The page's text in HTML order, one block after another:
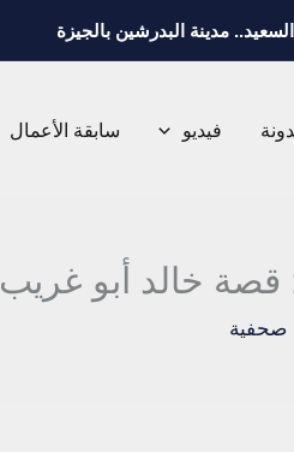
مدينة البدرشين بالجيزة
فيديو سابقة الأعمال
خالد أبو غريب
صحفية